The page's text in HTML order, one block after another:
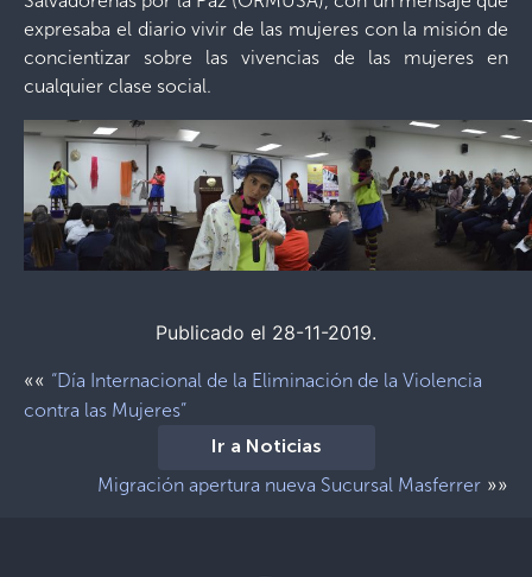
expresaba el diario vivir de las mujeres con la misión de
concientizar sobre las vivencias de las mujeres en
cualquier clase social.
Publicado el 28-11-2019.
«« “Día Internacional de la Eliminación de la Violencia
contra las Mujeres”
Ir a Noticias
Migración apertura nueva Sucursal Masferrer »»